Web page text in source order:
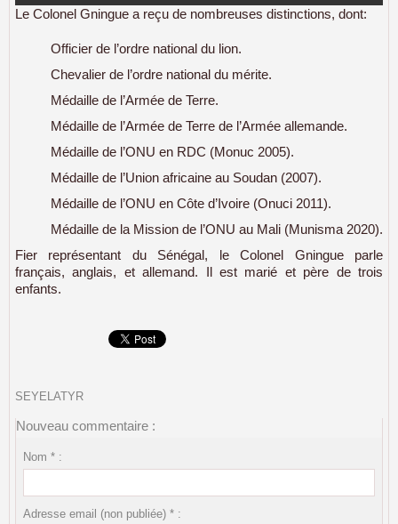
Le Colonel Gningue a reçu de nombreuses distinctions, dont:
Officier de l’ordre national du lion.
Chevalier de l’ordre national du mérite.
Médaille de l’Armée de Terre.
Médaille de l’Armée de Terre de l’Armée allemande.
Médaille de l’ONU en RDC (Monuc 2005).
Médaille de l’Union africaine au Soudan (2007).
Médaille de l’ONU en Côte d’Ivoire (Onuci 2011).
Médaille de la Mission de l’ONU au Mali (Munisma 2020).
Fier représentant du Sénégal, le Colonel Gningue parle
français, anglais, et allemand. Il est marié et père de trois
enfants.
SEYELATYR
Nouveau commentaire :
Nom * :
Adresse email (non publiée) * :